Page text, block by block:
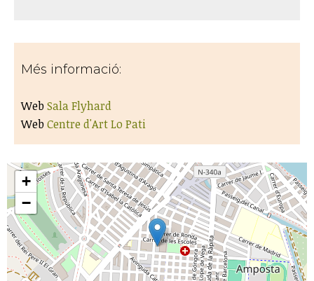
Més informació:
WebSala Flyhard
WebCentre d'Art Lo Pati
+
−